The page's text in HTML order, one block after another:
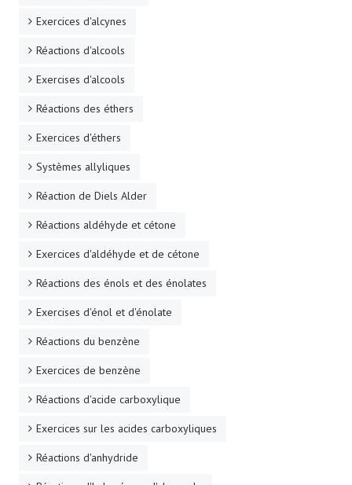
Exercices d'alcynes
Réactions d'alcools
Exercises d'alcools
Réactions des éthers
Exercices d'éthers
Systèmes allyliques
Réaction de Diels Alder
Réactions aldéhyde et cétone
Exercices d'aldéhyde et de cétone
Réactions des énols et des énolates
Exercises d'énol et d'énolate
Réactions du benzène
Exercices de benzène
Réactions d'acide carboxylique
Exercices sur les acides carboxyliques
Réactions d'anhydride